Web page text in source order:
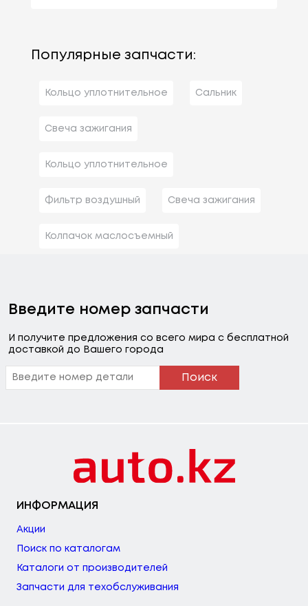
Популярные запчасти:
Кольцо уплотнительное Сальник
Свеча зажигания
Кольцо уплотнительное
Фильтр воздушный Свеча зажигания
Колпачок маслосъемный
Введите номер запчасти
И получите предложения со всего мира с бесплатной
доставкой до Вашего города
Поиск
ИНФОРМАЦИЯ
Акции
Поиск по каталогам
Каталоги от производителей
Запчасти для техобслуживания